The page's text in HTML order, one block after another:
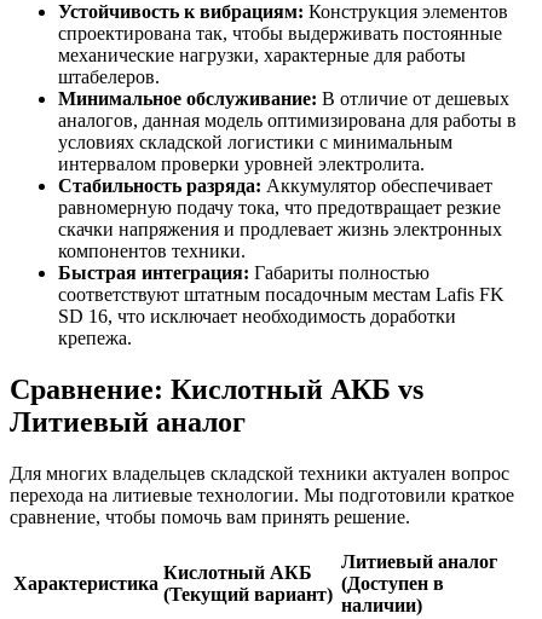
Устойчивость к вибрациям: Конструкция элементов
спроектирована так, чтобы выдерживать постоянные
механические нагрузки, характерные для работы
штабелеров.
Минимальное обслуживание: В отличие от дешевых
аналогов, данная модель оптимизирована для работы в
условиях складской логистики с минимальным
интервалом проверки уровней электролита.
Стабильность разряда: Аккумулятор обеспечивает
равномерную подачу тока, что предотвращает резкие
скачки напряжения и продлевает жизнь электронных
компонентов техники.
Быстрая интеграция: Габариты полностью
соответствуют штатным посадочным местам Lafis FK
SD 16, что исключает необходимость доработки
крепежа.
Сравнение: Кислотный АКБ vs
Литиевый аналог
Для многих владельцев складской техники актуален вопрос
перехода на литиевые технологии. Мы подготовили краткое
сравнение, чтобы помочь вам принять решение.
Характеристика
Кислотный АКБ
(Текущий вариант)
Литиевый аналог
(Доступен в
наличии)